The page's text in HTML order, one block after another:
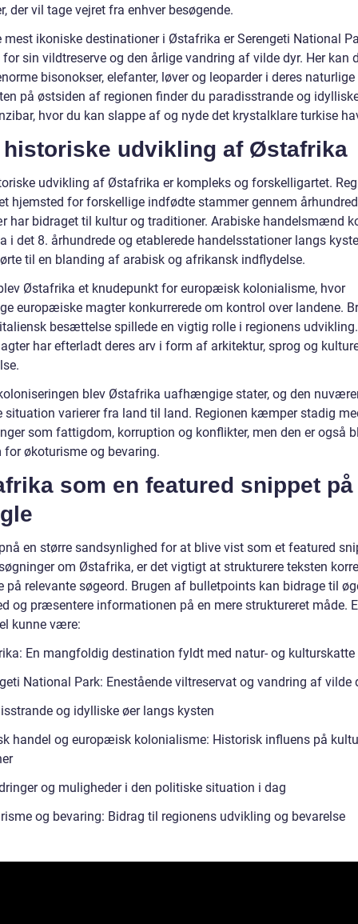
der vil tage vejret fra enhver besøgende.
mest ikoniske destinationer i Østafrika er Serengeti National
for sin vildtreserve og den årlige vandring af vilde dyr. Her kan
bisonokser, elefanter, løver og leoparder i deres
på østsiden af regionen finder du paradisstrande og
hvor du kan slappe af og nyde det krystalklare turkise
historiske udvikling af Østafrika
udvikling af Østafrika er kompleks og forskelligartet.
hjemsted for forskellige indfødte stammer gennem
har bidraget til kultur og traditioner. Arabiske handelsmænd
i det 8. århundrede og etablerede handelsstationer langs
til en blanding af arabisk og afrikansk indflydelse.
Østafrika et knudepunkt for europæisk kolonialisme, hvor
europæiske magter konkurrerede om kontrol over landene.
besættelse spillede en vigtig rolle i regionens
har efterladt deres arv i form af arkitektur, sprog og
blev Østafrika uafhængige stater, og den
situation varierer fra land til land. Regionen kæmper stadig
som fattigdom, korruption og konflikter, men den er også
for økoturisme og bevaring.
som en featured snippet på
en større sandsynlighed for at blive vist som et featured
om Østafrika, er det vigtigt at strukturere teksten
på relevante søgeord. Brugen af bulletpoints kan bidrage til
og præsentere informationen på en mere struktureret måde.
kunne være:
En mangfoldig destination fyldt med natur- og kulturskatte
National Park: Enestående viltreservat og vandring af vilde
og idylliske øer langs kysten
handel og europæisk kolonialisme: Historisk influens på
og muligheder i den politiske situation i dag
og bevaring: Bidrag til regionens udvikling og bevarelse